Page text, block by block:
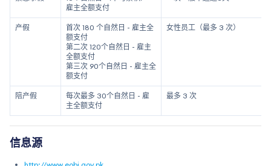
雇主全额支付
产假
首次 180 个自然日 - 雇主全
额支付
第二次 120个自然日 - 雇主
全额支付
第三次 90个自然日 - 雇主全
额支付
女性员工（最多 3 次）
陪产假
每次最多 30个自然日 - 雇
主全额支付
最多 3 次
信息源